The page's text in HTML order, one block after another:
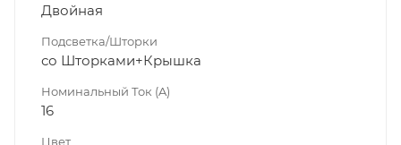
Двойная
Подсветка/Шторки
со Шторками+Крышка
Номинальный Ток (A)
16
Цвет